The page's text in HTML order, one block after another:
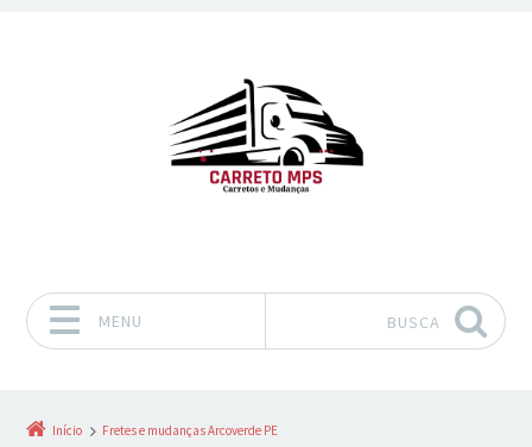
MENU BUSCA
Início Fretes e mudanças Arcoverde PE